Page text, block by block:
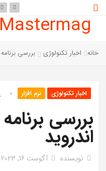
Mastermag
خانه اخبار تکنولوژی بررسی برنامه ChatGPT اندروید
اخبار تکنولوژی نرم افزار 0
اندروید
نویسنده آگوست 16, 2023